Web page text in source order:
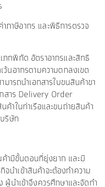
าภาษีอากร และพิธีการตรวจ
กัด อัตราอากรและสิทธิ
นอากรตามความตกลงเขต
มารถนำเอกสารใบขนสินค้าขา
กสาร Delivery Order
าในท่าเรือและขนถ่ายสินค้า
ริษัท
ามีขั้นตอนที่ยุ่งยาก และมี
ำเข้าสินค้าจะต้องทำความ
นำเข้าจึงควรศึกษาและจัดทำ